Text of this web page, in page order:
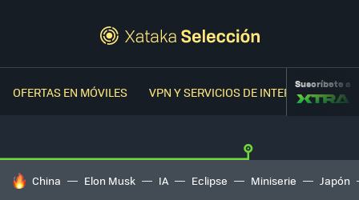
OFERTAS EN MÓVILES VPN Y SERVICIOS DE INTERNETSuscríbete a
HOY SE HABLA DE
China Elon Musk IA Eclipse Miniserie Japón